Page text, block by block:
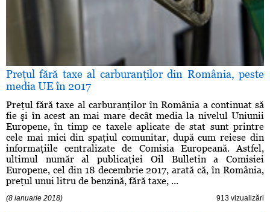
Preţul fără taxe al carburanţilor din România, peste
media UE în 2017
Preţul fără taxe al carburanţilor în România a continuat să
fie şi în acest an mai mare decât media la nivelul Uniunii
Europene, în timp ce taxele aplicate de stat sunt printre
cele mai mici din spaţiul comunitar, după cum reiese din
informaţiile centralizate de Comisia Europeană. Astfel,
ultimul număr al publicaţiei Oil Bulletin a Comisiei
Europene, cel din 18 decembrie 2017, arată că, în România,
preţul unui litru de benzină, fără taxe, ...
(8 ianuarie 2018) 913 vizualizări